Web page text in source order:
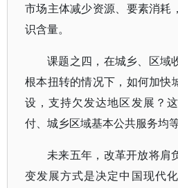
市场主体减少资源、要素消耗
识含量。
课题之四，在城乡、区域
根本扭转的情况下，如何加快
设，支持欠发达地区发展？
付、城乡区域基本公共服务均
未来五年，改革开放将肩
变发展方式是决定中国现代